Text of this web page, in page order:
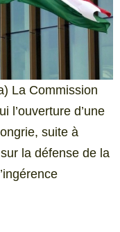
La Commission
l’ouverture d’une
suite à
sur la défense de la